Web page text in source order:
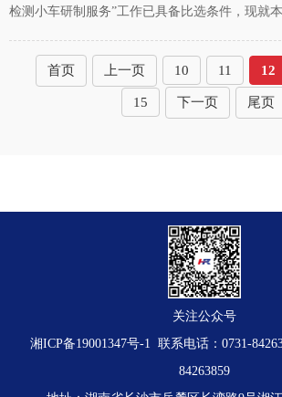
检测小车研制服务”工作已具备比选条件，现就
请比选。一、项目综合说明1、项目名称：凤凰
磁浮特有限界检测小车
首页 上一页 10 11 12
15 下一页 尾页
关注公众号
湘ICP备19001347号-1
联系电话：0731-
84263859